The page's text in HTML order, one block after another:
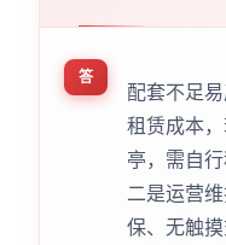
答
配套不足
租赁成本
亭，需自
二是运营
保、无触